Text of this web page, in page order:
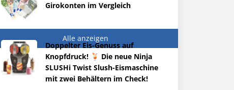
Girokonten im Vergleich
Alle anzeigen
Doppelter Eis-Genuss auf
Knopfdruck! 🍹 Die neue Ninja
SLUSHi Twist Slush-Eismaschine
mit zwei Behältern im Check!